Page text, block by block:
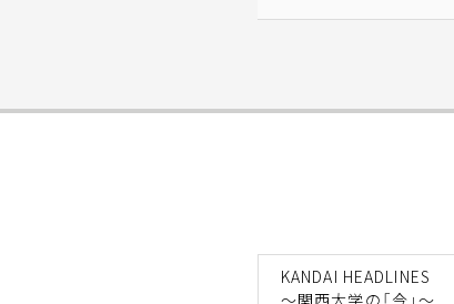
KANDAI HEADLINES
～関西大学の「今」～